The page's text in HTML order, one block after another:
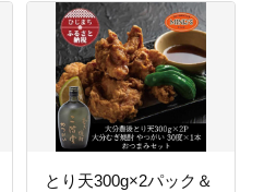
とり天300g×2パック＆